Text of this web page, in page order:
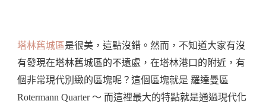
舊
城
外
的
塔林舊城區是很美，這點沒錯。然而，不知道大家有沒
有發現在塔林舊城區的不遠處，在塔林港口的附近，有
個非常現代別緻的區塊呢？這個區塊就是 羅達曼區
Rotermann Quarter ～ 而這裡最大的特點就是通過現代化